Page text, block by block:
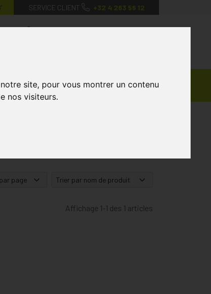
site, pour vous montrer un contenu
nos visiteurs.
SERVICE CLIENT +32 4 263 56 12
Vétérinaire
Ventes
Privées
Marques
Affichage 1-1 des 1 articles